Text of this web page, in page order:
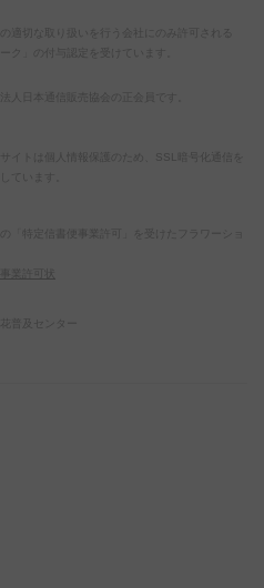
適切な取り扱いを行う会社にのみ許可される
ク」の付与認定を受けています。
人日本通信販売協会の正会員です。
サイトは個人情報保護のため、SSL暗号化通信を
しています。
「特定信書便事業許可」を受けたフラワーショ
業許可状